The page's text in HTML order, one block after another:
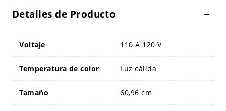
Detalles de Producto
Voltaje 110 A 120 V
Temperatura de color Luz cálida
Tamaño 60,96 cm